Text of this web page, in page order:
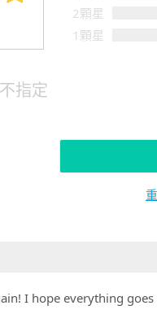
2顆星
1顆星
不指定
I hope everything